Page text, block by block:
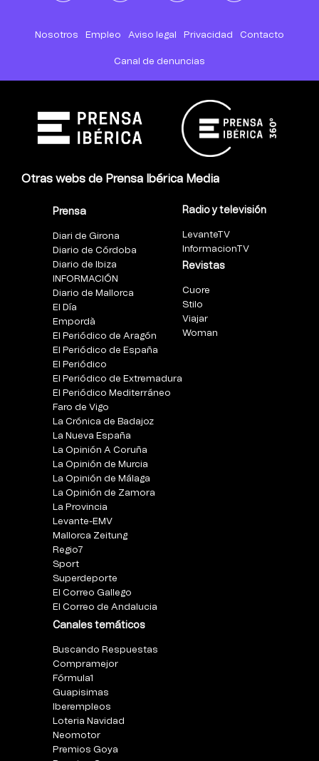
Nosotros Empleo Aviso legal Privacidad Contacto
Canal de denuncias
Otras webs de Prensa Ibérica Media
Prensa
Diari de Girona
Diario de Córdoba
Diario de Ibiza
INFORMACIÓN
Diario de Mallorca
El Día
Empordà
El Periódico de Aragón
El Periódico de España
El Periódico
El Periódico de Extremadura
El Periódico Mediterráneo
Faro de Vigo
La Crónica de Badajoz
La Nueva España
La Opinión A Coruña
La Opinión de Murcia
La Opinión de Málaga
La Opinión de Zamora
La Provincia
Levante-EMV
Mallorca Zeitung
Regio7
Sport
Superdeporte
El Correo Gallego
El Correo de Andalucia
Canales temáticos
Buscando Respuestas
Compramejor
Fórmula1
Guapisimas
Iberempleos
Loteria Navidad
Neomotor
Premios Goya
Radio y televisión
LevanteTV
InformacionTV
Revistas
Cuore
Stilo
Viajar
Woman